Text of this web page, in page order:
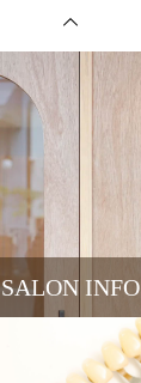
SALON INFO